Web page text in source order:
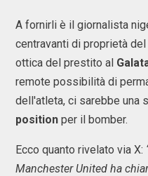
A fornirli è il giornalista
centravanti di proprietà del
ottica del prestito al
remote possibilità di
dell'atleta, ci sarebbe una
position per il bomber.
Ecco quanto rivelato via X:
Manchester United ha